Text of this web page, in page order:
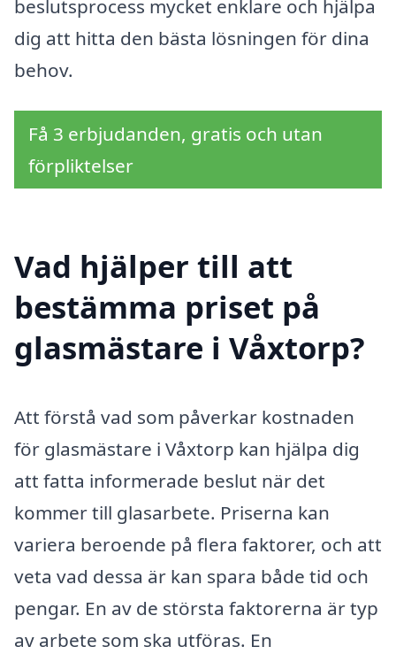
beslutsprocess mycket enklare och hjälpa
dig att hitta den bästa lösningen för dina
behov.
Få 3 erbjudanden, gratis och utan
förpliktelser
Vad hjälper till att
bestämma priset på
glasmästare i Våxtorp?
Att förstå vad som påverkar kostnaden
för glasmästare i Våxtorp kan hjälpa dig
att fatta informerade beslut när det
kommer till glasarbete. Priserna kan
variera beroende på flera faktorer, och att
veta vad dessa är kan spara både tid och
pengar. En av de största faktorerna är typ
av arbete som ska utföras. En